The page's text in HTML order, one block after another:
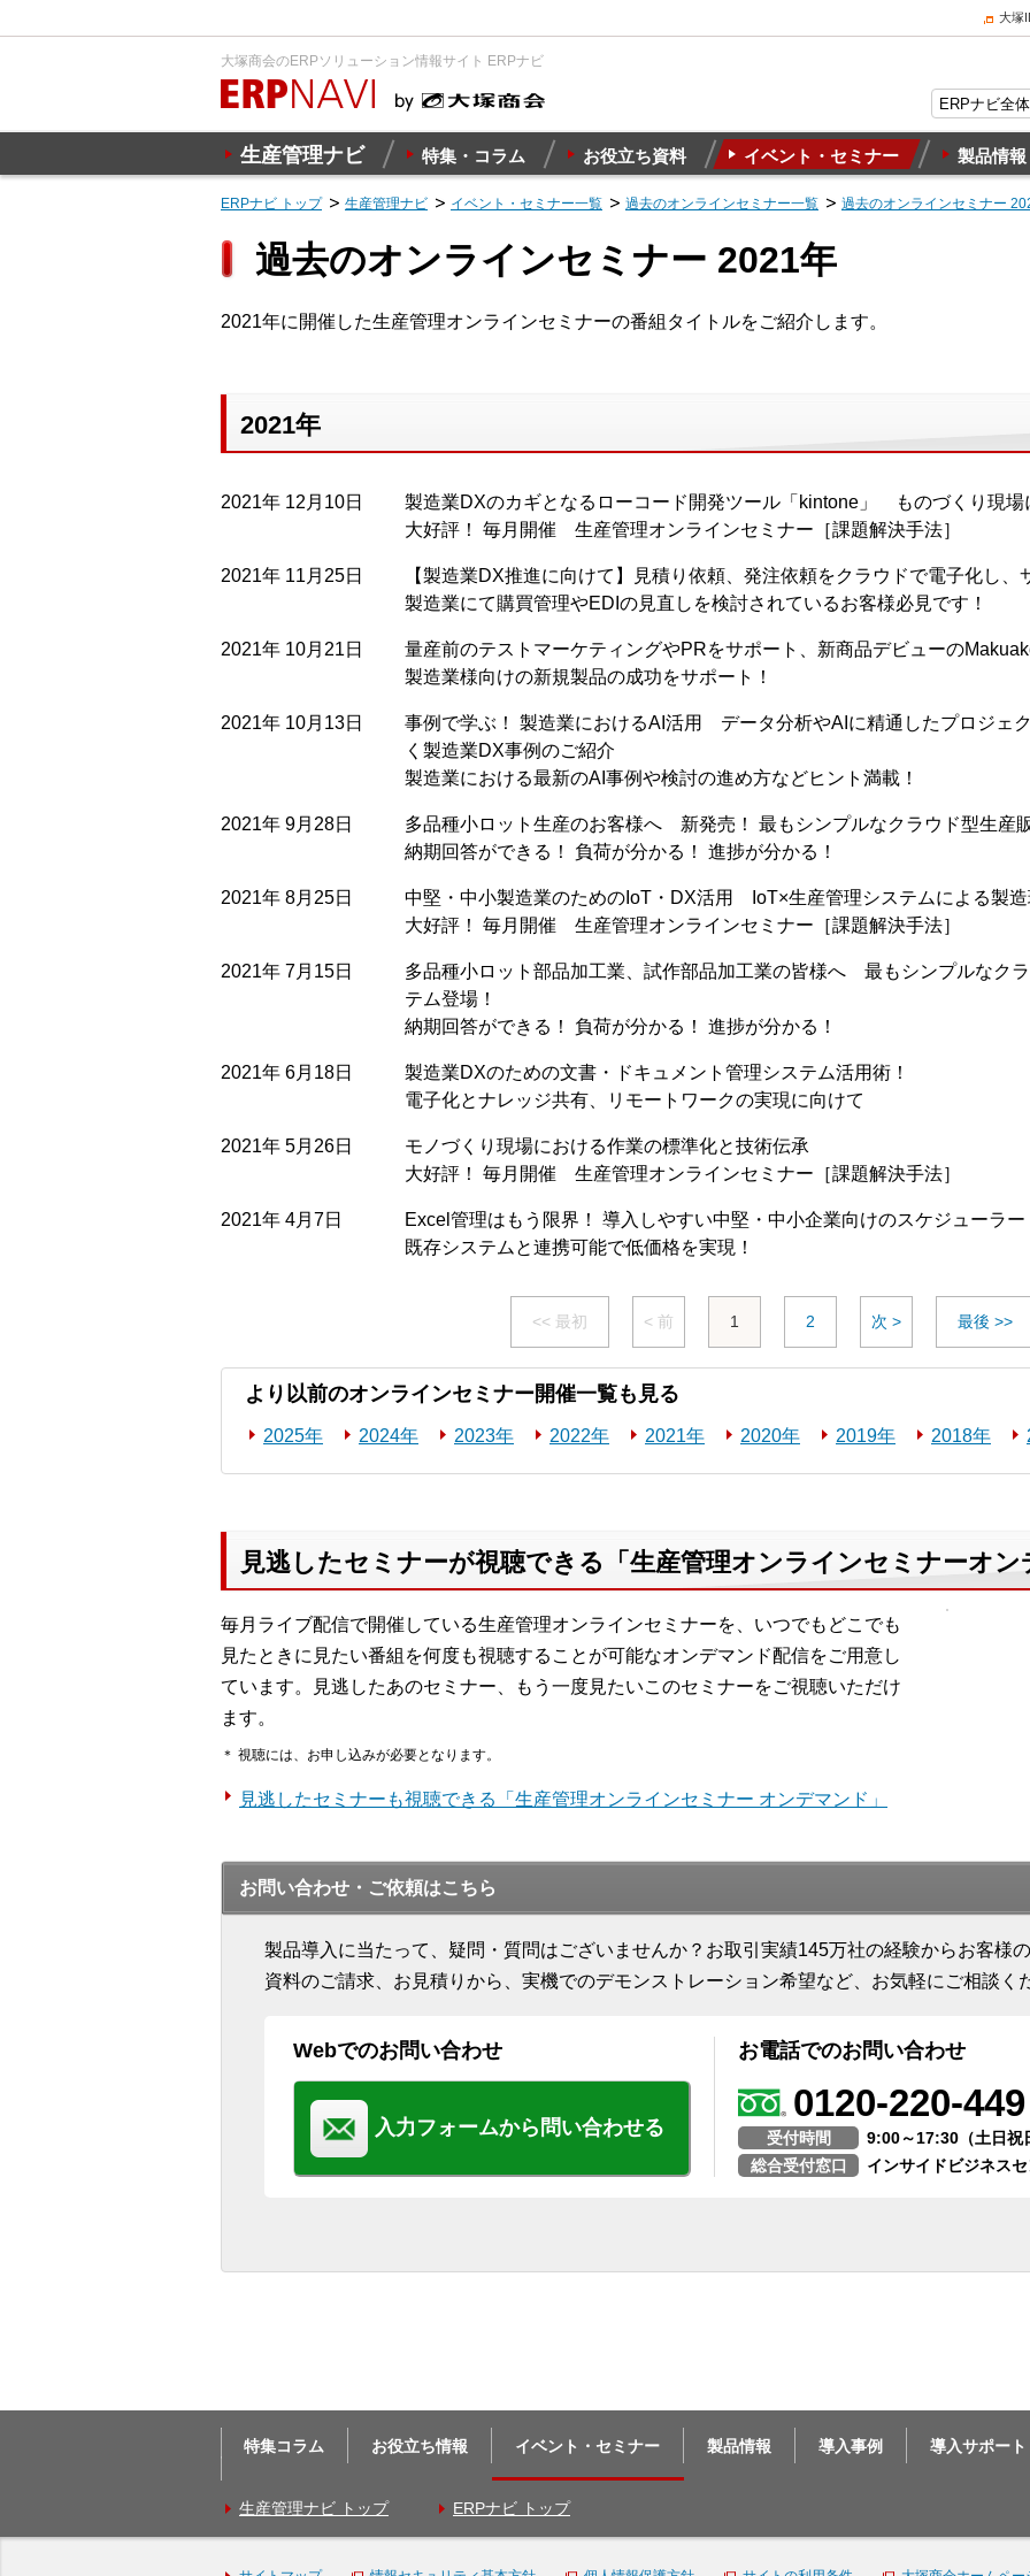
大塚
大塚商会のERPソリューション情報サイト ERPナビ
生産管理ナビ 特集・コラム お役立ち資料 イベント・セミナー 製品情報
ERPナビ トップ 生産管理ナビ イベント・セミナー一覧 過去のオンラインセミナー一覧 過去のオンラインセミナー
過去のオンラインセミナー 2021年
2021年に開催した生産管理オンラインセミナーの番組タイトルをご紹介します。
2021年
2021年 12月10日
製造業DXのカギとなるローコード開発ツール「kintone」 ものづくり現場
大好評！ 毎月開催 生産管理オンラインセミナー［課題解決手法］
2021年 11月25日
【製造業DX推進に向けて】見積り依頼、発注依頼をクラウドで電子化し、
製造業にて購買管理やEDIの見直しを検討されているお客様必見です！
2021年 10月21日
量産前のテストマーケティングやPRをサポート、新商品デビューの
製造業様向けの新規製品の成功をサポート！
2021年 10月13日
事例で学ぶ！ 製造業におけるAI活用 データ分析やAIに精通したプロジェ
く製造業DX事例のご紹介
製造業における最新のAI事例や検討の進め方などヒント満載！
2021年 9月28日
多品種小ロット生産のお客様へ 新発売！ 最もシンプルなクラウド型生産
納期回答ができる！ 負荷が分かる！ 進捗が分かる！
2021年 8月25日
中堅・中小製造業のためのIoT・DX活用 IoT×生産管理システムによる製
大好評！ 毎月開催 生産管理オンラインセミナー［課題解決手法］
2021年 7月15日
多品種小ロット部品加工業、試作部品加工業の皆様へ 最もシンプルなク
テム登場！
納期回答ができる！ 負荷が分かる！ 進捗が分かる！
2021年 6月18日
製造業DXのための文書・ドキュメント管理システム活用術！
電子化とナレッジ共有、リモートワークの実現に向けて
2021年 5月26日
モノづくり現場における作業の標準化と技術伝承
大好評！ 毎月開催 生産管理オンラインセミナー［課題解決手法］
2021年 4月7日
Excel管理はもう限界！ 導入しやすい中堅・中小企業向けのスケジューラー
既存システムと連携可能で低価格を実現！
<< 最初 < 前 1 2 次 > 最後 >>
より以前のオンラインセミナー開催一覧も見る
2025年 2024年 2023年 2022年 2021年 2020年 2019年 2018年
見逃したセミナーが視聴できる「生産管理オンラインセミナーオン
毎月ライブ配信で開催している生産管理オンラインセミナーを、いつでもどこでも
見たときに見たい番組を何度も視聴することが可能なオンデマンド配信をご用意し
ています。見逃したあのセミナー、もう一度見たいこのセミナーをご視聴いただけ
ます。
＊ 視聴には、お申し込みが必要となります。
見逃したセミナーも視聴できる「生産管理オンラインセミナー オンデマンド」
お問い合わせ・ご依頼はこちら
製品導入に当たって、疑問・質問はございませんか？お取引実績145万社の経験からお客様
資料のご請求、お見積りから、実機でのデモンストレーション希望など、お気軽にご相談く
Webでのお問い合わせ
入力フォームから問い合わせる
お電話でのお問い合わせ
0120-220-449
受付時間
9:00～17:30（土日祝
総合受付窓口
インサイドビジネス
特集コラム お役立ち情報 イベント・セミナー 製品情報 導入事例 導入サポート
生産管理ナビ トップ ERPナビ トップ